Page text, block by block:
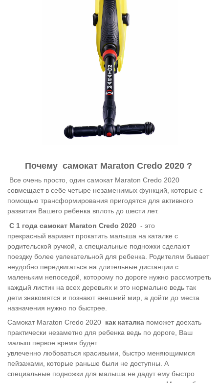
Почему самокат Maraton Credo 2020 ?
Все очень просто, один самокат Maraton Credo 2020
совмещает в себе четыре незаменимых функций, которые с
помощью трансформирования пригодятся для активного
развития Вашего ребенка вплоть до шести лет.
С 1 года самокат Maraton Credo 2020 - это
прекрасный вариант прокатить малыша на каталке с
родительской ручкой, а специальные подножки сделают
поездку более увлекательной для ребенка. Родителям бывает
неудобно передвигаться на длительные дистанции с
маленьким непоседой, которому по дороге нужно рассмотреть
каждый листик на всех деревьях и это нормально ведь так
дети знакомятся и познают внешний мир, а дойти до места
назначения нужно по быстрее.
Самокат Maraton Credo 2020 как каталка поможет доехать
практически незаметно для ребенка ведь по дороге, Ваш
малыш первое время будет
увлеченно любоваться красивыми, быстро меняющимися
пейзажами, которые раньше были не доступны. А
специальные подножки для малыша не дадут ему быстро